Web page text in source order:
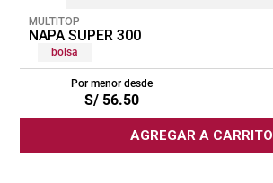
MULTITOP
NAPA SUPER 300
bolsa
Por menor desde
S/ 56.50
AGREGAR A CARRITO